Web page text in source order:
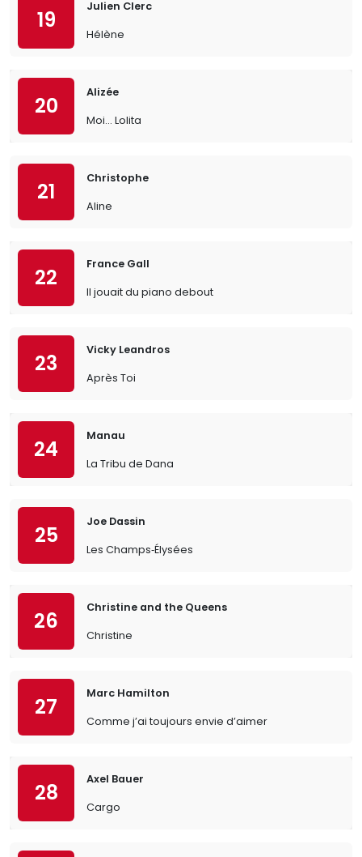
19
Julien Clerc
Hélène
20
Alizée
Moi… Lolita
21
Christophe
Aline
22
France Gall
Il jouait du piano debout
23
Vicky Leandros
Après Toi
24
Manau
La Tribu de Dana
25
Joe Dassin
Les Champs‐Élysées
26
Christine and the Queens
Christine
27
Marc Hamilton
Comme j’ai toujours envie d’aimer
28
Axel Bauer
Cargo